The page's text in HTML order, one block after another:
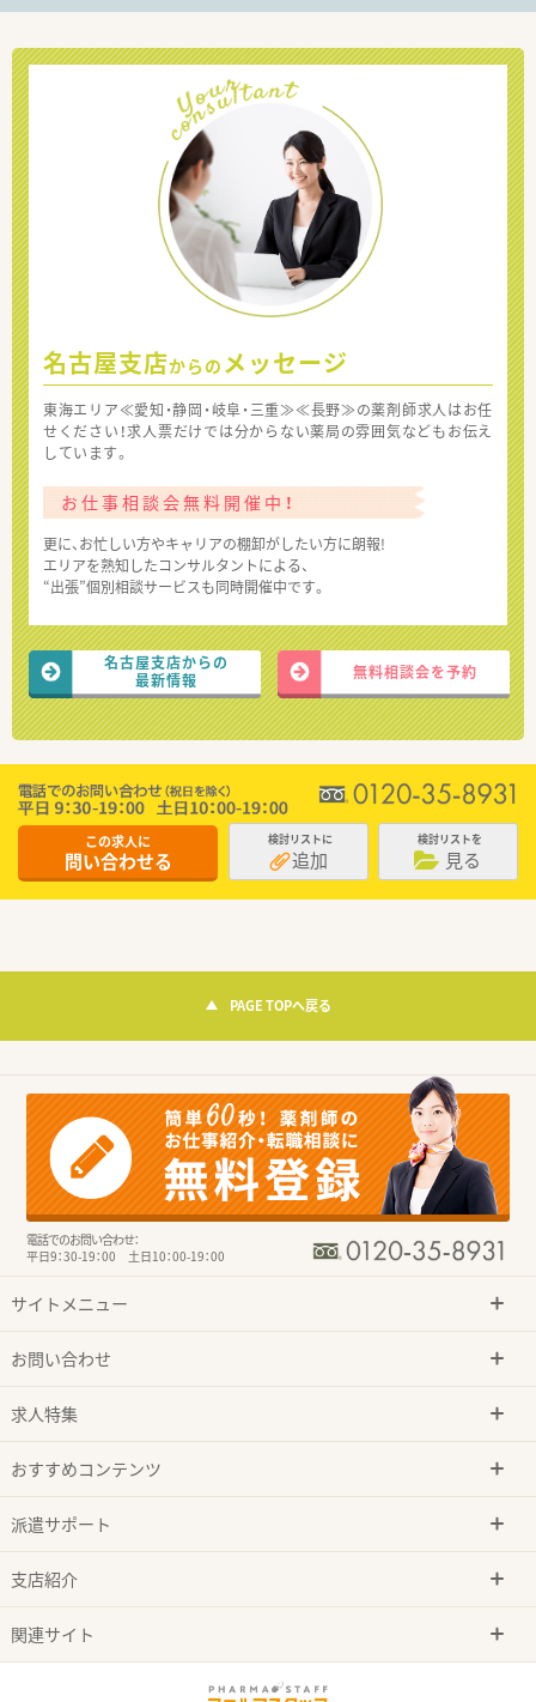
名古屋支店からの メッセージ
東海エリア≪愛知・静岡・岐阜・三重≫≪長野≫の薬剤師求人はお任
せください！求人票だけでは分からない薬局の雰囲気などもお伝え
しています。
お仕事相談会無料開催中！
更に、お忙しい方やキャリアの棚卸がしたい方に朗報!
エリアを熟知したコンサルタントによる、
“出張”個別相談サービスも同時開催中です。
名古屋支店からの
最新情報
無料相談会を予約
この求人に
問い合わせる
検討リストに
追加
検討リストを
見る
PAGE TOPへ戻る
電話でのお問い合わせ：
平日9：30-19：00 土日10：00-19：00
サイトメニュー
お問い合わせ
求人特集
おすすめコンテンツ
派遣サポート
支店紹介
関連サイト